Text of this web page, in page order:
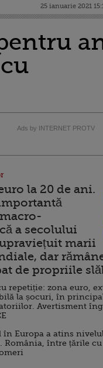
25 ianuarie 2021
Ads by INTERNET PROTV
la 20 de ani.
a secolului
marii
dar
de propriile
repetiție: zona euro,
la șocuri, în
Avertisment
în Europa a atins
România, între țările